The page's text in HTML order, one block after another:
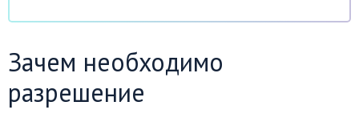
Зачем необходимо
разрешение